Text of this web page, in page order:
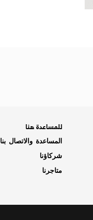
للمساعدة هنا
المساعدة والاتصال بنا
شركاؤنا
متاجرنا